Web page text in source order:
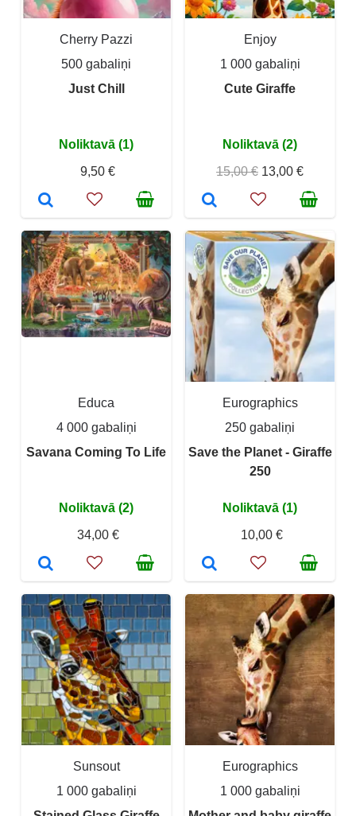
Cherry Pazzi
500 gabaliņi
Just Chill
Noliktavā (1)
9,50 €
Enjoy
1 000 gabaliņi
Cute Giraffe
Noliktavā (2)
15,00 € 13,00 €
Educa
4 000 gabaliņi
Savana Coming To Life
Noliktavā (2)
34,00 €
Eurographics
250 gabaliņi
Save the Planet - Giraffe
250
Noliktavā (1)
10,00 €
Sunsout
1 000 gabaliņi
Eurographics
1 000 gabaliņi